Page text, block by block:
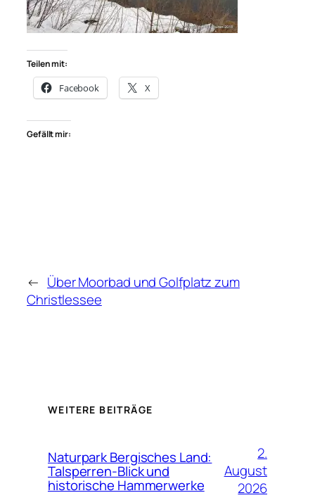
Teilen mit:
Facebook X
Gefällt mir:
← Über Moorbad und Golfplatz zum
Christlessee
WEITERE BEITRÄGE
Naturpark Bergisches Land:
Talsperren-Blick und
historische Hammerwerke
2.
August
2026